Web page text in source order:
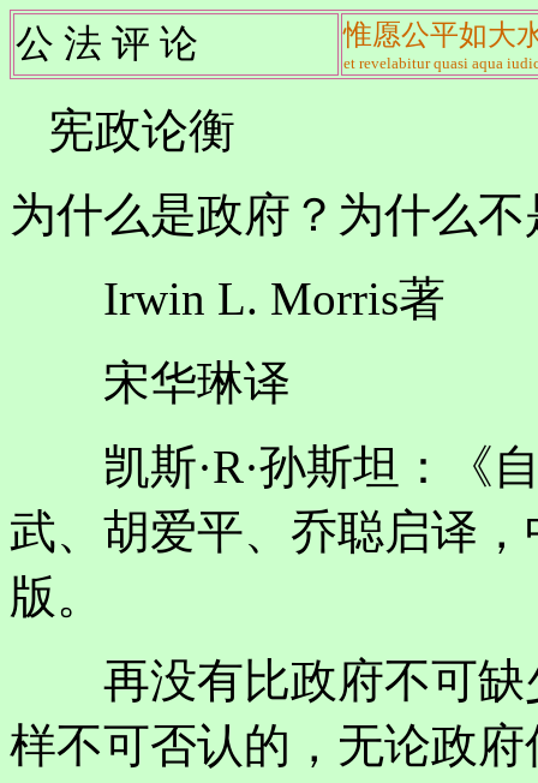
公 法 评 论 惟愿公平如大
et revelabitur quasi aqua
宪政论衡
为什么是政府？为什么
Irwin L. Morris著
宋华琳译
凯斯·R·孙斯坦：《自
武、胡爱平、乔聪启译
版。
再没有比政府不可缺
样不可否认的，无论政